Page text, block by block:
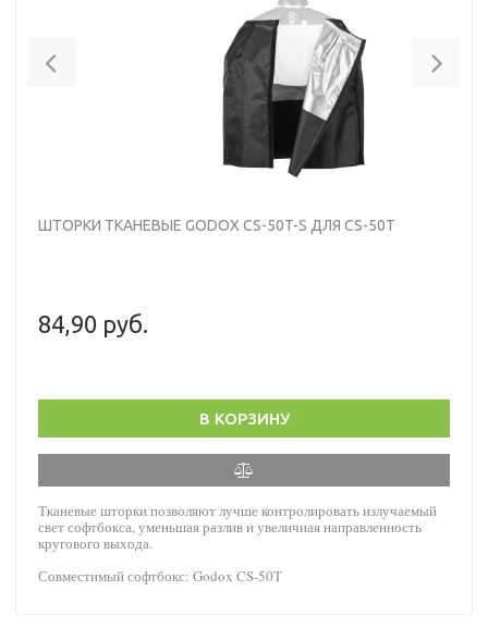
ШТОРКИ ТКАНЕВЫЕ GODOX CS-50T-S ДЛЯ CS-50T
84,90 руб.
В КОРЗИНУ
Тканевые шторки позволяют лучше контролировать излучаемый
свет софтбокса, уменьшая разлив и увеличиая направленность
кругового выхода.
Совместимый софтбокс: Godox CS-50T